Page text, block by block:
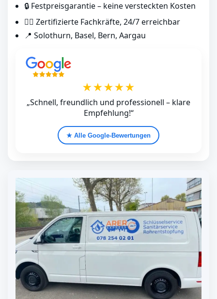
🔒 Festpreisgarantie – keine versteckten Kosten
👷‍♂️ Zertifizierte Fachkräfte, 24/7 erreichbar
📍 Solothurn, Basel, Bern, Aargau
★★★★★
„Schnell, freundlich und professionell – klare
Empfehlung!“
★ Alle Google‑Bewertungen